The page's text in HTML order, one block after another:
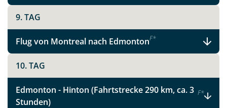
9. TAG
Flug von Montreal nach EdmontonF*
10. TAG
Edmonton - Hinton (Fahrtstrecke 290 km, ca. 3
Stunden)
F*